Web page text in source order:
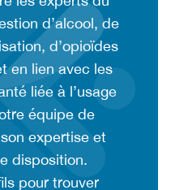
d’alcool, de
d’opioïdes
en lien avec les
liée à l’usage
équipe de
expertise et
disposition.
pour trouver